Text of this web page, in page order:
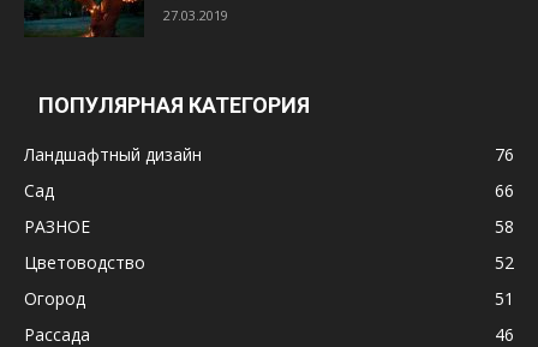
27.03.2019
ПОПУЛЯРНАЯ КАТЕГОРИЯ
Ландшафтный дизайн
76
Сад
66
РАЗНОЕ
58
Цветоводство
52
Огород
51
Рассада
46